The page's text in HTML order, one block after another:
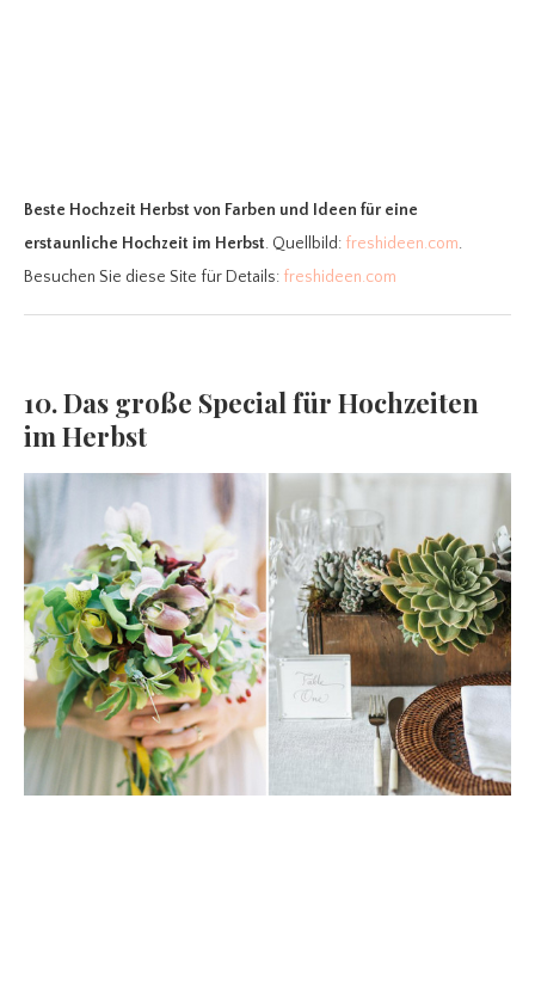
Beste Hochzeit Herbst von Farben und Ideen für eine
erstaunliche Hochzeit im Herbst. Quellbild: freshideen.com.
Besuchen Sie diese Site für Details: freshideen.com
10. Das große Special für Hochzeiten
im Herbst